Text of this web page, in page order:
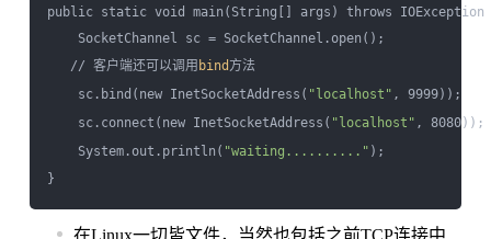
public static void main(String[] args) throws IOException
SocketChannel sc = SocketChannel.open();
// 客户端还可以调用 bind 方法
sc.bind(new InetSocketAddress( "localhost" , 9999));
sc.connect(new InetSocketAddress( "localhost" , 8080));
System.out.println( "waiting.........." );
在Linux一切皆文件，当然也包括之前TCP连接中